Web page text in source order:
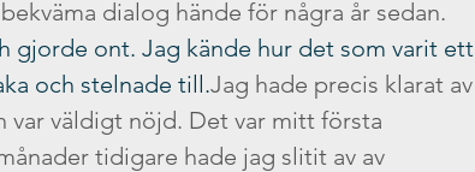
Ordet NEJ
dialog hände för några år sedan.
gjorde ont. Jag kände hur det som varit ett
och stelnade till.Jag hade precis klarat av
var väldigt nöjd. Det var mitt första
tidigare hade jag slitit av av